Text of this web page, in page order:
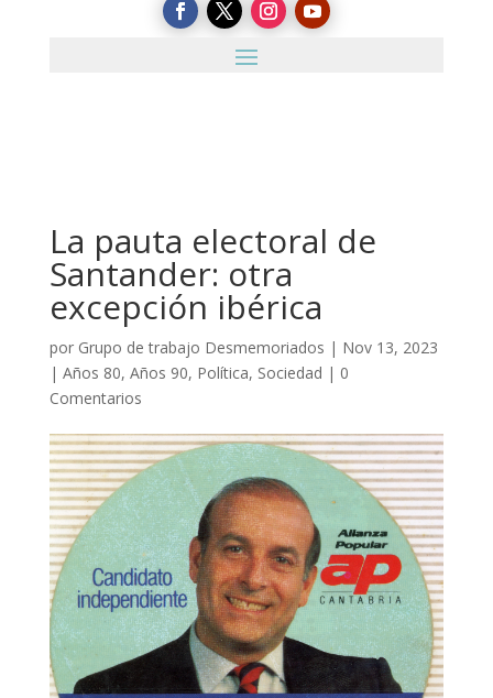
La pauta electoral de
Santander: otra
excepción ibérica
por Grupo de trabajo Desmemoriados | Nov 13, 2023
| Años 80, Años 90, Política, Sociedad | 0
Comentarios